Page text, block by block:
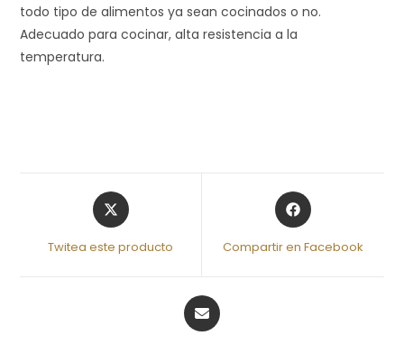
todo tipo de alimentos ya sean cocinados o no.
Adecuado para cocinar, alta resistencia a la
temperatura.
Twitea este producto Compartir en Facebook